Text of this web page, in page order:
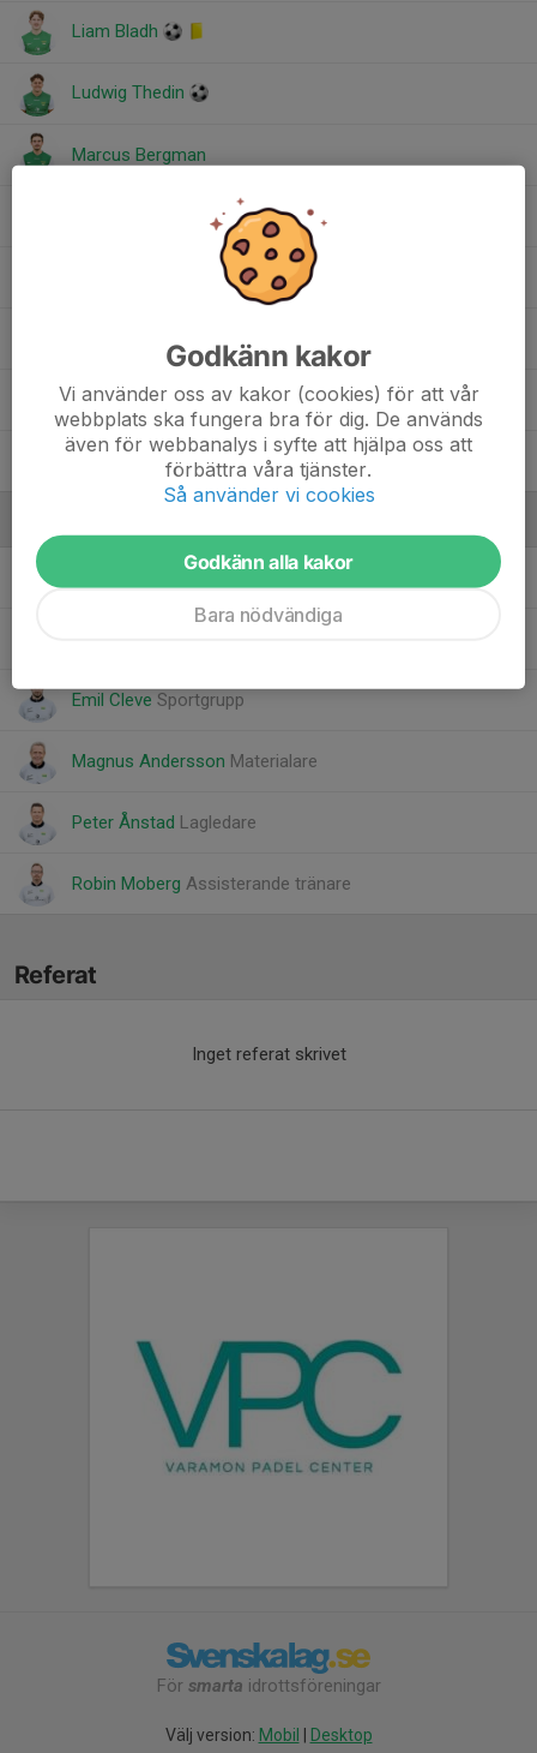
Liam Bladh
Ludwig Thedin
Marcus Bergman
Mohammed Alhabib
Sam Meripaasi
Sebastian Nylander
Målvaktstränare
Emil Cleve Sportgrupp
Magnus Andersson Materialare
Peter Ånstad Lagledare
Robin Moberg Assisterande tränare
Referat
Inget referat skrivet
För smarta idrottsföreningar
Välj version: Mobil Desktop
Godkänn kakor
Vi använder oss av kakor (cookies) för att vår
webbplats ska fungera bra för dig. De används
även för webbanalys i syfte att hjälpa oss att
förbättra våra tjänster.
Så använder vi cookies
Godkänn alla kakor
Bara nödvändiga